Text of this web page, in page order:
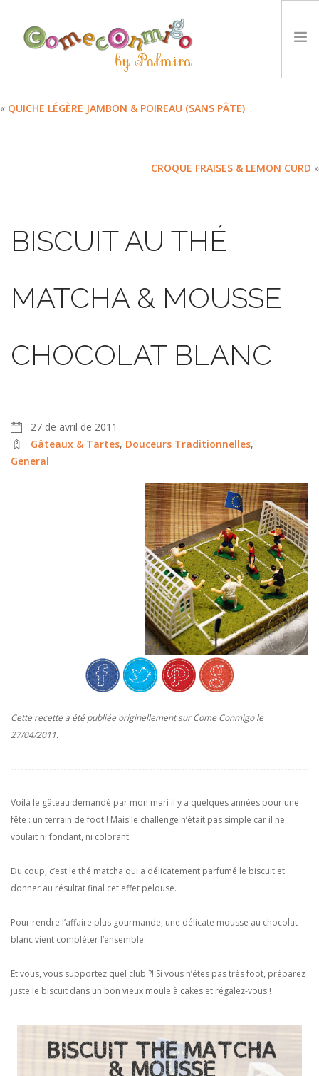
LANGUE :
« QUICHE LÉGÈRE JAMBON & POIREAU (SANS PÂTE)
CROQUE FRAISES & LEMON CURD »
BISCUIT AU THÉ
MATCHA & MOUSSE
CHOCOLAT BLANC
27 de avril de 2011
Gâteaux & Tartes, Douceurs Traditionnelles,
General
Cette recette a été publiée originellement sur Come Conmigo le
27/04/2011.
Voilà le gâteau demandé par mon mari il y a quelques années pour une
fête : un terrain de foot ! Mais le challenge n’était pas simple car il ne
voulait ni fondant, ni colorant.
Du coup, c’est le thé matcha qui a délicatement parfumé le biscuit et
donner au résultat final cet effet pelouse.
Pour rendre l’affaire plus gourmande, une délicate mousse au chocolat
blanc vient compléter l’ensemble.
Et vous, vous supportez quel club ?! Si vous n’êtes pas très foot, préparez
juste le biscuit dans un bon vieux moule à cakes et régalez-vous !